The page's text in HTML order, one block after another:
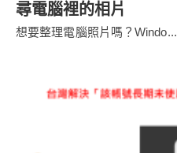
尋電腦裡的相片
想要整理電腦照片嗎？Windo...